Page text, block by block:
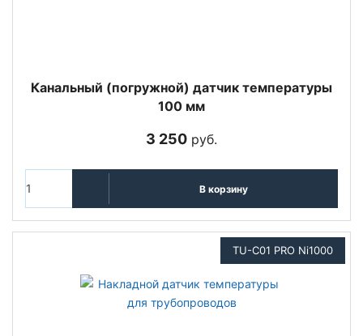
Канальный (погружной) датчик температуры
100 мм
3 250 руб.
В корзину
TU-C01 PRO Ni1000